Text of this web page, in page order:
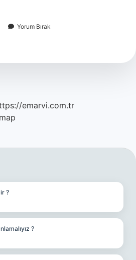
Yorum Bırak
emarvi.com.tr
?
?